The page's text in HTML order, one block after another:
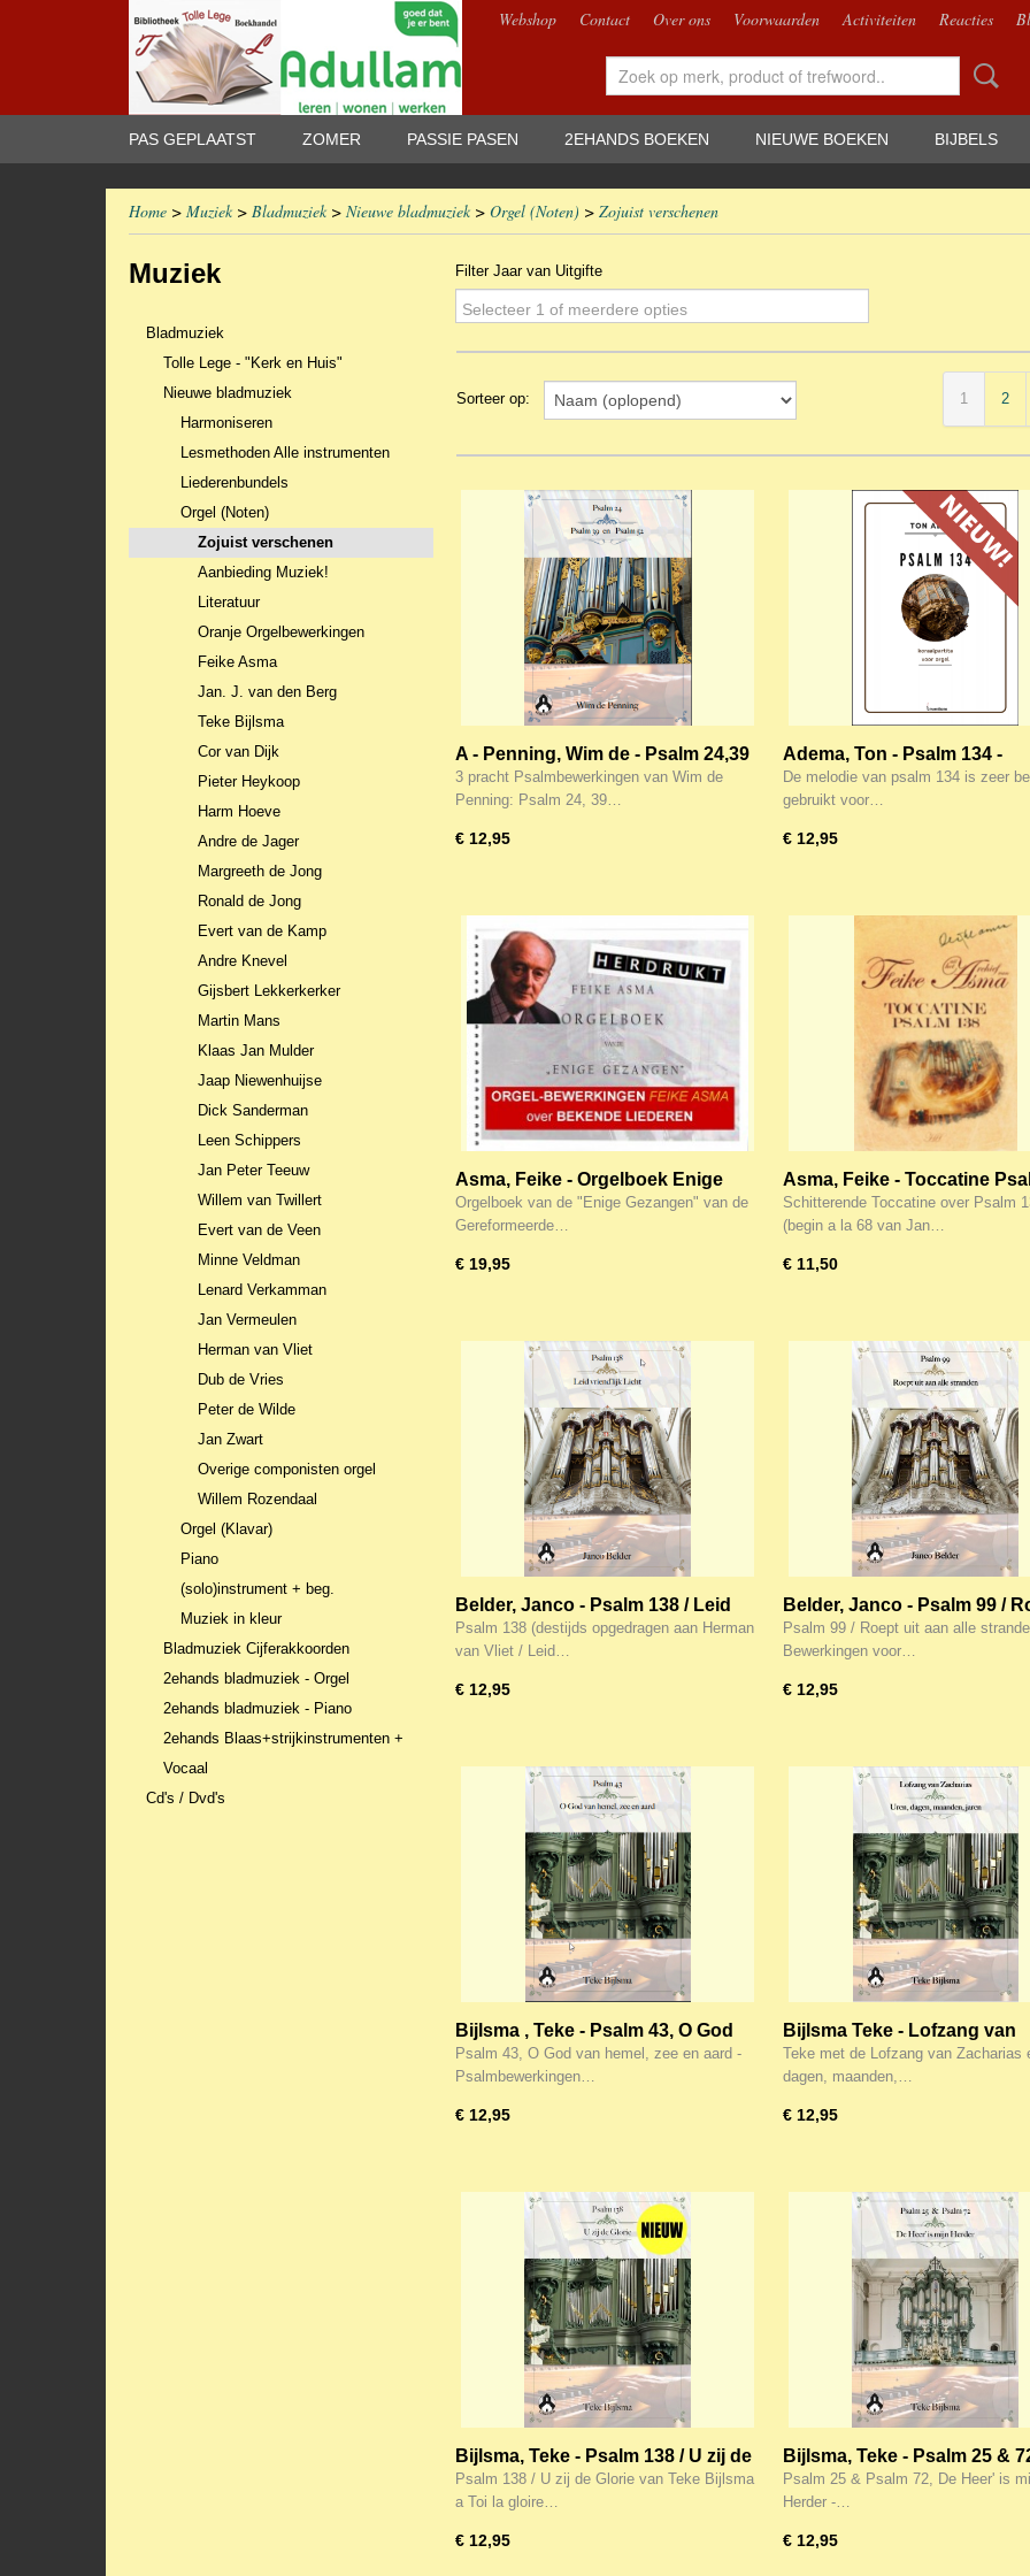
Webshop Contact Over ons Voorwaarden Activiteiten Reacties
PAS GEPLAATST ZOMER PASSIE PASEN 2EHANDS BOEKEN NIEUWE BOEKEN BIJBELS
Home > Muziek> Bladmuziek> Nieuwe bladmuziek> Orgel (Noten) > Zojuist verschenen
Muziek
Bladmuziek
Tolle Lege - "Kerk en Huis"
Nieuwe bladmuziek
Harmoniseren
Lesmethoden Alle instrumenten
Liederenbundels
Orgel (Noten)
Zojuist verschenen
Aanbieding Muziek!
Literatuur
Oranje Orgelbewerkingen
Feike Asma
Jan. J. van den Berg
Teke Bijlsma
Cor van Dijk
Pieter Heykoop
Harm Hoeve
Andre de Jager
Margreeth de Jong
Ronald de Jong
Evert van de Kamp
Andre Knevel
Gijsbert Lekkerkerker
Martin Mans
Klaas Jan Mulder
Jaap Niewenhuijse
Dick Sanderman
Leen Schippers
Jan Peter Teeuw
Willem van Twillert
Evert van de Veen
Minne Veldman
Lenard Verkamman
Jan Vermeulen
Herman van Vliet
Dub de Vries
Peter de Wilde
Jan Zwart
Overige componisten orgel
Willem Rozendaal
Orgel (Klavar)
Piano
(solo)instrument + beg.
Muziek in kleur
Bladmuziek Cijferakkoorden
2ehands bladmuziek - Orgel
2ehands bladmuziek - Piano
2ehands Blaas+strijkinstrumenten +
Vocaal
Cd's / Dvd's
Filter Jaar van Uitgifte
Selecteer 1 of meerdere opties
Sorteer op: 1 2
A - Penning, Wim de - Psalm 24,39
en 52 - Psalmbewerkingen voor
kerk en huis deel 5
3 pracht Psalmbewerkingen van Wim de
Penning: Psalm 24, 39…
€ 12,95
Adema, Ton - Psalm 134 -
Koraalpartita voor orgel
De melodie van psalm 134 is zeer
gebruikt voor…
€ 12,95
Asma, Feike - Orgelboek Enige
Gezangen (92 pagina's!) (Noten)
Orgelboek van de "Enige Gezangen" van de
Gereformeerde…
€ 19,95
Asma, Feike - Toccatine
Schitterende Toccatine over Psalm
(begin a la 68 van Jan…
€ 11,50
Belder, Janco - Psalm 138 / Leid
vriend'lijk Licht -
Psalmbewerkingen voor kerk en
Psalm 138 (destijds opgedragen aan Herman
van Vliet / Leid…
€ 12,95
Belder, Janco - Psalm 99 /
uit aan alle stranden -
Bewerkingen voor kerk en
Psalm 99 / Roept uit aan alle
Bewerkingen voor…
€ 12,95
Bijlsma , Teke - Psalm 43, O God
van hemel, zee en aard -
Psalmbewerkingen voor kerk en
Psalm 43, O God van hemel, zee en aard -
Psalmbewerkingen…
€ 12,95
Bijlsma Teke - Lofzang van
Zacharias / Uren, dagen,
jaren - Psalmbewerkingen
Teke met de Lofzang van Zacharias
dagen, maanden,…
€ 12,95
Bijlsma, Teke - Psalm 138 / U zij de
Glorie - Psalmbewerkingen voor
kerk en huis deel 13
Psalm 138 / U zij de Glorie van Teke Bijlsma
a Toi la gloire…
€ 12,95
Bijlsma, Teke - Psalm 25 &
Heer' is mijn Herder -
Psalmbewerkingen voor
Psalm 25 & Psalm 72, De Heer' is
Herder -…
€ 12,95